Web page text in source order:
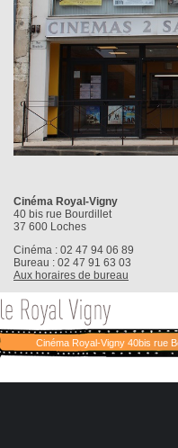
Cinéma Royal-Vigny
40 bis rue Bourdillet
37 600 Loches
Cinéma : 02 47 94 06 89
Bureau : 02 47 91 63 03
Aux horaires de bureau
Cinéma Royal-Vigny 40bis rue